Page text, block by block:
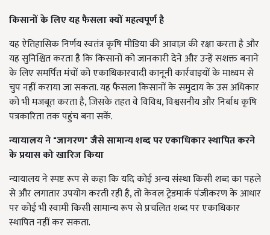
किसानों के लिए यह फैसला क्यों महत्वपूर्ण है
यह ऐतिहासिक निर्णय स्वतंत्र कृषि मीडिया की आवाज़ की रक्षा करता है और
यह सुनिश्चित करता है कि किसानों को जानकारी देने और उन्हें सशक्त बनाने
के लिए समर्पित मंचों को एकाधिकारवादी कानूनी कार्रवाइयों के माध्यम से
चुप नहीं कराया जा सकता. यह फैसला किसानों के समुदाय के उस अधिकार
को भी मजबूत करता है, जिसके तहत वे विविध, विश्वसनीय और निर्बाध कृषि
पत्रकारिता तक पहुंच बना सकें.
न्यायालय ने "जागरण" जैसे सामान्य शब्द पर एकाधिकार स्थापित करने
के प्रयास को खारिज किया
न्यायालय ने स्पष्ट रूप से कहा कि यदि कोई अन्य संस्था किसी शब्द का पहले
से और लगातार उपयोग करती रही है, तो केवल ट्रेडमार्क पंजीकरण के आधार
पर कोई भी स्वामी किसी सामान्य रूप से प्रचलित शब्द पर एकाधिकार
स्थापित नहीं कर सकता.